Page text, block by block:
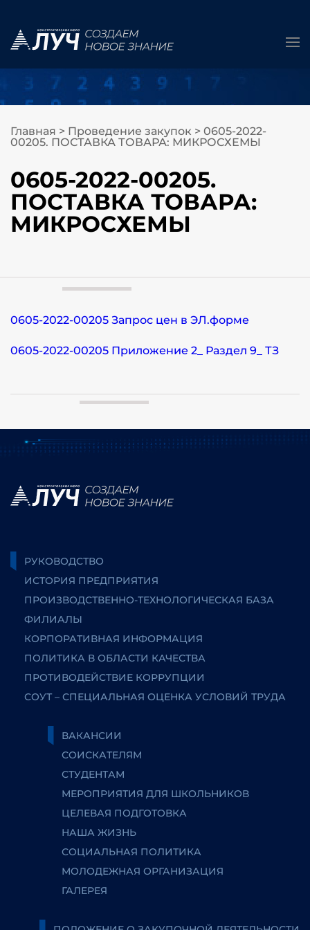
Главная > Проведение закупок > 0605-2022-
00205. ПОСТАВКА ТОВАРА: МИКРОСХЕМЫ
0605-2022-00205.
ПОСТАВКА ТОВАРА:
МИКРОСХЕМЫ
0605-2022-00205 Запрос цен в ЭЛ.форме
0605-2022-00205 Приложение 2_ Раздел 9_ ТЗ
РУКОВОДСТВО
ИСТОРИЯ ПРЕДПРИЯТИЯ
ПРОИЗВОДСТВЕННО-ТЕХНОЛОГИЧЕСКАЯ БАЗА
ФИЛИАЛЫ
КОРПОРАТИВНАЯ ИНФОРМАЦИЯ
ПОЛИТИКА В ОБЛАСТИ КАЧЕСТВА
ПРОТИВОДЕЙСТВИЕ КОРРУПЦИИ
СОУТ – СПЕЦИАЛЬНАЯ ОЦЕНКА УСЛОВИЙ ТРУДА
ВАКАНСИИ
СОИСКАТЕЛЯМ
СТУДЕНТАМ
МЕРОПРИЯТИЯ ДЛЯ ШКОЛЬНИКОВ
ЦЕЛЕВАЯ ПОДГОТОВКА
НАША ЖИЗНЬ
СОЦИАЛЬНАЯ ПОЛИТИКА
МОЛОДЕЖНАЯ ОРГАНИЗАЦИЯ
ГАЛЕРЕЯ